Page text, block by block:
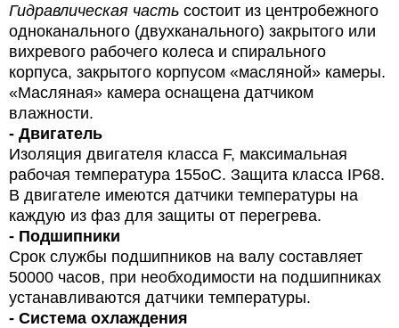
Гидравлическая часть состоит из центробежного
одноканального (двухканального) закрытого или
вихревого рабочего колеса и спирального
корпуса, закрытого корпусом «масляной» камеры.
«Масляная» камера оснащена датчиком
влажности.
- Двигатель
Изоляция двигателя класса F, максимальная
рабочая температура 155oС. Защита класса IP68.
В двигателе имеются датчики температуры на
каждую из фаз для защиты от перегрева.
- Подшипники
Срок службы подшипников на валу составляет
50000 часов, при необходимости на подшипниках
устанавливаются датчики температуры.
- Система охлаждения